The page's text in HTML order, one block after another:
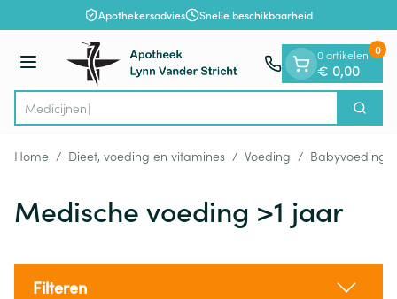
Ga naar de inhoudApothekersadvies Snelle beschikbaarheid
Menu
Product, merk, categorie... Zoek
0 artikelen
€ 0,00
0
Home / Dieet, voeding en vitamines / Voeding / Babyvoeding
Medische voeding >1 jaar
Filteren